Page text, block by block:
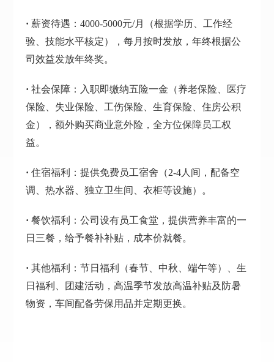
·薪资待遇：4000-5000元/月（根据学历、工作经
验、技能水平核定），每月按时发放，年终根据公
司效益发放年终奖。
·社会保障：入职即缴纳五险一金（养老保险、医疗
保险、失业保险、工伤保险、生育保险、住房公积
金），额外购买商业意外险，全方位保障员工权
益。
·住宿福利：提供免费员工宿舍（2-4人间，配备空
调、热水器、独立卫生间、衣柜等设施）。
·餐饮福利：公司设有员工食堂，提供营养丰富的一
日三餐，给予餐补补贴，成本价就餐。
·其他福利：节日福利（春节、中秋、端午等）、生
日福利、团建活动，高温季节发放高温补贴及防暑
物资，车间配备劳保用品并定期更换。